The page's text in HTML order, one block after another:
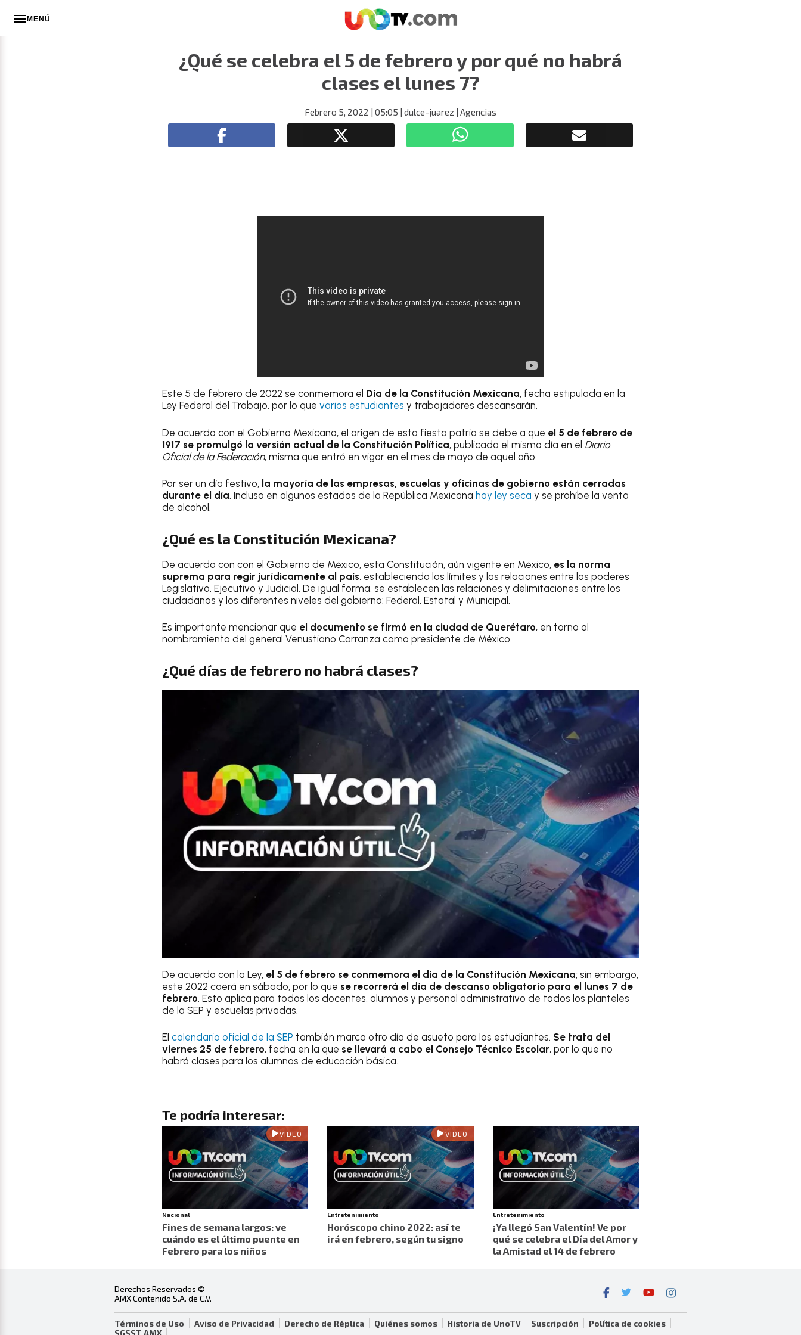
MENÚ
¿Qué se celebra el 5 de febrero y por qué no habrá
clases el lunes 7?
Febrero 5, 2022 | 05:05 | dulce-juarez | Agencias
Este 5 de febrero de 2022 se conmemora el Día de la Constitución Mexicana, fecha estipulada en la
Ley Federal del Trabajo, por lo que varios estudiantes y trabajadores descansarán.
De acuerdo con el Gobierno Mexicano, el origen de esta fiesta patria se debe a que el 5 de febrero de
1917 se promulgó la versión actual de la Constitución Política, publicada el mismo día en el Diario
Oficial de la Federación, misma que entró en vigor en el mes de mayo de aquel año.
Por ser un día festivo, la mayoría de las empresas, escuelas y oficinas de gobierno están cerradas
durante el día. Incluso en algunos estados de la República Mexicana hay ley seca y se prohíbe la venta
de alcohol.
¿Qué es la Constitución Mexicana?
De acuerdo con con el Gobierno de México, esta Constitución, aún vigente en México, es la norma
suprema para regir jurídicamente al país, estableciendo los límites y las relaciones entre los poderes
Legislativo, Ejecutivo y Judicial. De igual forma, se establecen las relaciones y delimitaciones entre los
ciudadanos y los diferentes niveles del gobierno: Federal, Estatal y Municipal.
Es importante mencionar que el documento se firmó en la ciudad de Querétaro, en torno al
nombramiento del general Venustiano Carranza como presidente de México.
¿Qué días de febrero no habrá clases?
De acuerdo con la Ley, el 5 de febrero se conmemora el día de la Constitución Mexicana; sin embargo,
este 2022 caerá en sábado, por lo que se recorrerá el día de descanso obligatorio para el lunes 7 de
febrero. Esto aplica para todos los docentes, alumnos y personal administrativo de todos los planteles
de la SEP y escuelas privadas.
El calendario oficial de la SEP también marca otro día de asueto para los estudiantes. Se trata del
viernes 25 de febrero, fecha en la que se llevará a cabo el Consejo Técnico Escolar, por lo que no
habrá clases para los alumnos de educación básica.
Te podría interesar:
VIDEO
Nacional
Fines de semana largos: ve
cuándo es el último puente en
Febrero para los niños
VIDEO
Entretenimiento
Horóscopo chino 2022: así te
irá en febrero, según tu signo
Entretenimiento
¡Ya llegó San Valentín! Ve por
qué se celebra el Día del Amor y
la Amistad el 14 de febrero
Derechos Reservados ©
AMX Contenido S.A. de C.V.
Términos de Uso Aviso de Privacidad Derecho de Réplica Quiénes somos Historia de UnoTV Suscripción
Política de cookies
SGSST AMX